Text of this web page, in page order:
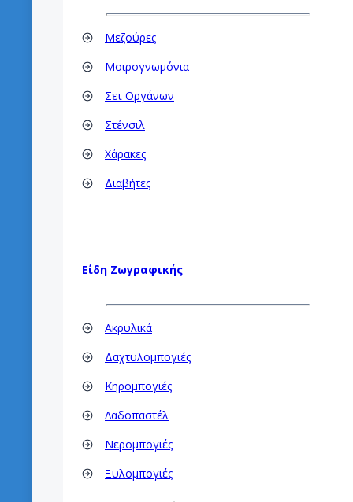
Μεζούρες
Μοιρογνωμόνια
Σετ Οργάνων
Στένσιλ
Χάρακες
Διαβήτες
Είδη Ζωγραφικής
Ακρυλικά
Δαχτυλομπογιές
Κηρομπογιές
Λαδοπαστέλ
Νερομπογιές
Ξυλομπογιές